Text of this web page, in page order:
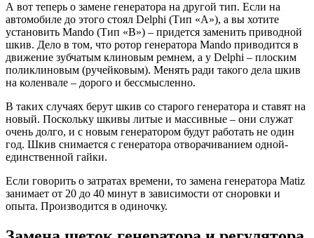
А вот теперь о замене генератора на другой тип. Если на
автомобиле до этого стоял Delphi (Тип «А»), а вы хотите
установить Mando (Тип «В») – придется заменить приводной
шкив. Дело в том, что ротор генератора Mando приводится в
движение зубчатым клиновым ремнем, а у Delphi – плоским
поликлиновым (ручейковым). Менять ради такого дела шкив
на коленвале – дорого и бессмысленно.
В таких случаях берут шкив со старого генератора и ставят на
новый. Поскольку шкивы литые и массивные – они служат
очень долго, и с новым генератором будут работать не один
год. Шкив снимается с генератора отворачиванием одной-
единственной гайки.
Если говорить о затратах времени, то замена генератора Matiz
занимает от 20 до 40 минут в зависимости от сноровки и
опыта. Производится в одиночку.